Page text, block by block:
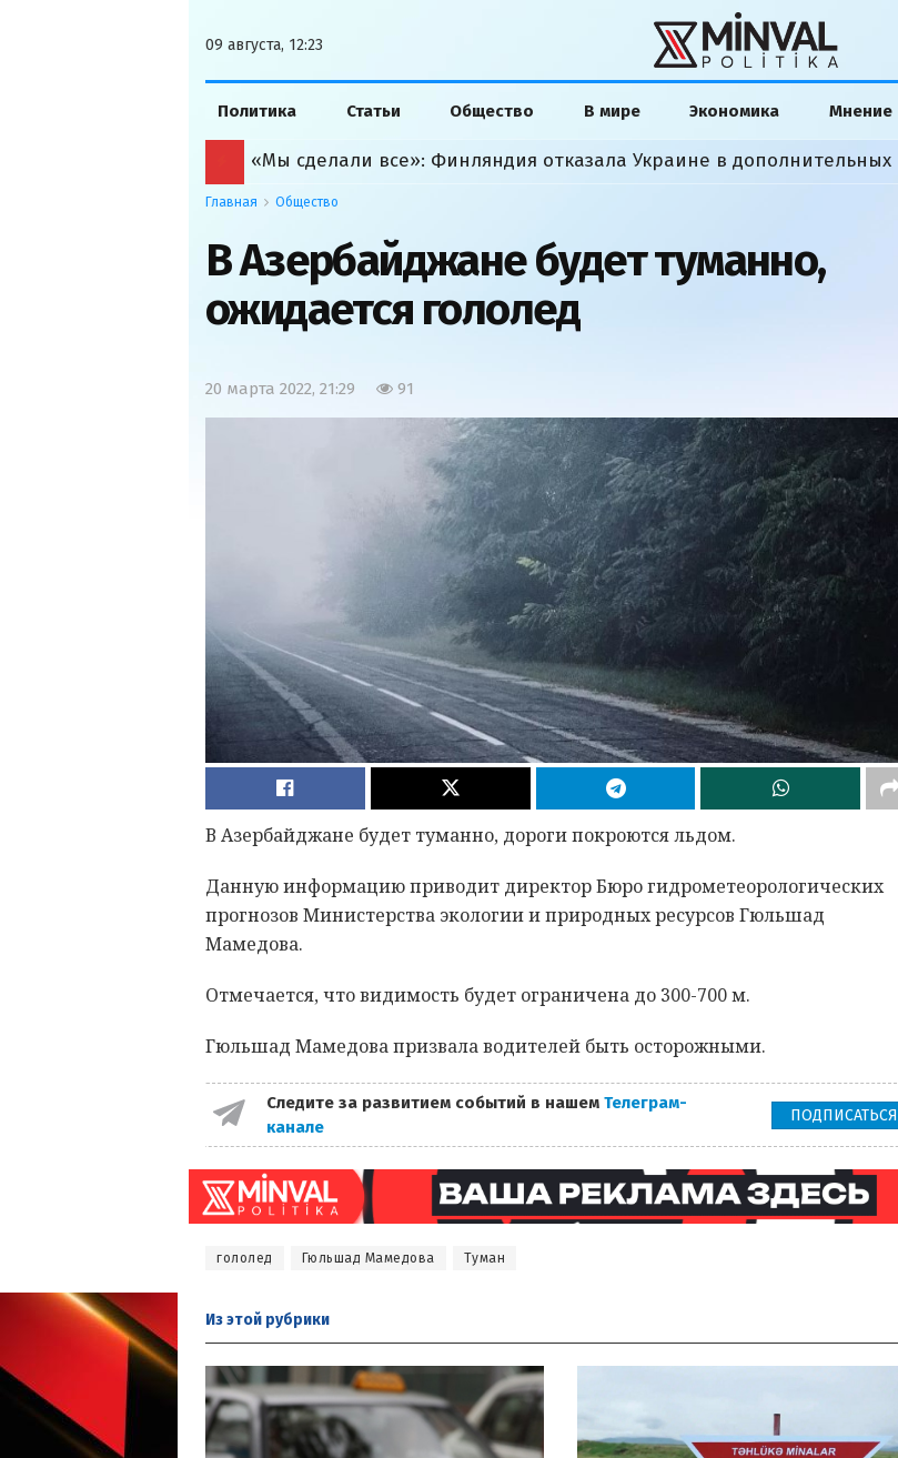
09 августа, 12:23
Политика Статьи Общество В мире Экономика Мнение
Главная Общество
В Азербайджане будет туманно,
ожидается гололед
20 марта 2022, 21:29 91
В Азербайджане будет туманно, дороги покроются льдом.
Данную информацию приводит директор Бюро гидрометеорологических
прогнозов Министерства экологии и природных ресурсов Гюльшад
Мамедова.
Отмечается, что видимость будет ограничена до 300-700 м.
Гюльшад Мамедова призвала водителей быть осторожными.
Следите за развитием событий в нашем Телеграм-
канале
ПОДПИСАТЬСЯ
гололед Гюльшад Мамедова Туман
Из этой рубрики